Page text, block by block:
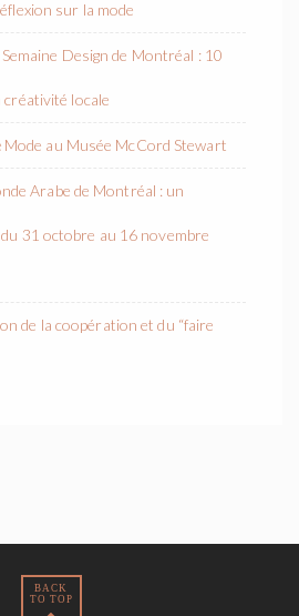
sur la mode
Design de Montréal : 10
locale
au Musée McCord Stewart
Arabe de Montréal : un
31 octobre au 16 novembre
de la coopération et du “faire
BACK
TO TOP